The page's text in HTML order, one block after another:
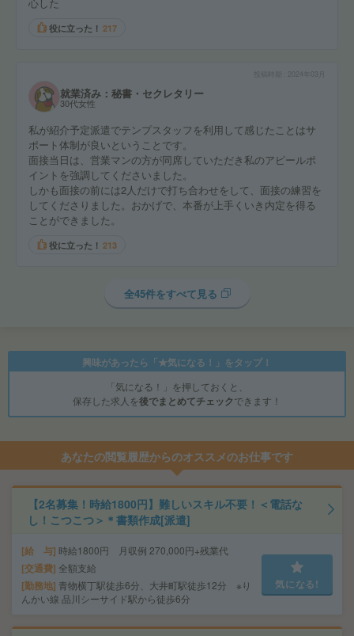
役に立った！ 217
2024年03月
就業済み：秘書・セクレタリー
30代女性
私が紹介予定派遣でテンプスタッフを利用して感じたことはサ
ポート体制が良いということです。
面接当日は、営業マンの方が同席していただき私のアピールポ
イントを強調してくださいました。
しかも面接の前には2人だけで打ち合わせをして、面接の練習を
してくださりました。おかげで、本番が上手くいき内定を得る
ことができました。
役に立った！ 213
全45件をすべて見る
興味があったら「★気になる！」をタップ！
「気になる！」を押しておくと、
保存した求人を後でまとめてチェックできます！
あなたの閲覧履歴からのオススメのお仕事です
【2名募集！時給1800円】難しいスキル不要！＜電話な
し！こつこつ＞＊書類作成[派遣]
給 与 時給1800円 月収例 270,000円+残業代
交通費 全額支給
勤務地 青物横丁駅徒歩6分、大井町駅徒歩12分 ※り
んかい線 品川シーサイド駅から徒歩6分
気になる!